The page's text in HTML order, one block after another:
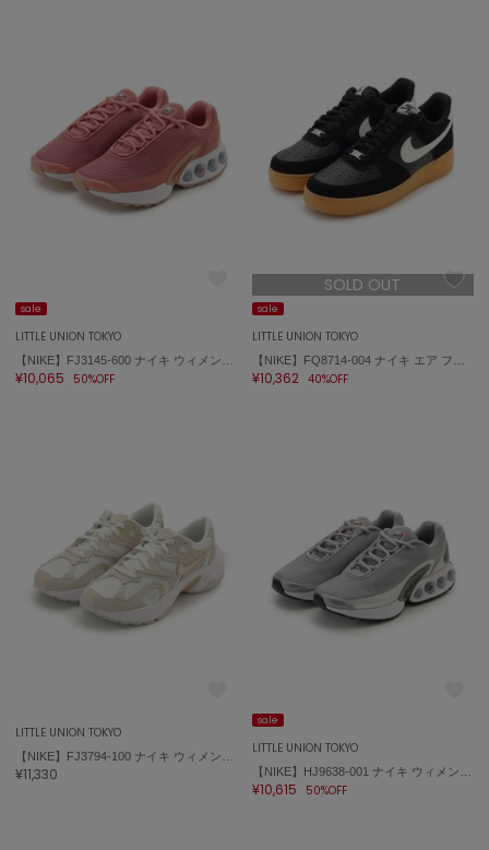
sale
LITTLE UNION TOKYO
¥10,065 50%OFF
SOLD OUT
sale
LITTLE UNION TOKYO
¥10,362 40%OFF
LITTLE UNION TOKYO
¥11,330
sale
LITTLE UNION TOKYO
¥10,615 50%OFF